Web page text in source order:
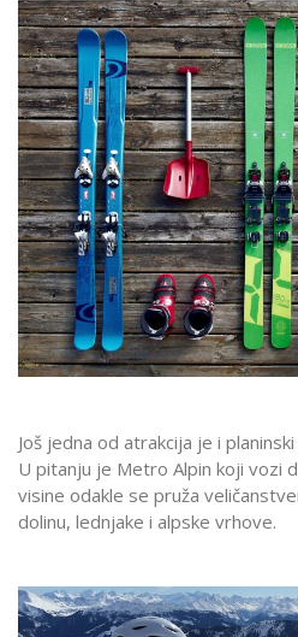
Još jedna od atrakcija je i
U pitanju je Metro Alpin koji vozi
visine odakle se pruža
dolinu, lednjake i alpske vrhove.